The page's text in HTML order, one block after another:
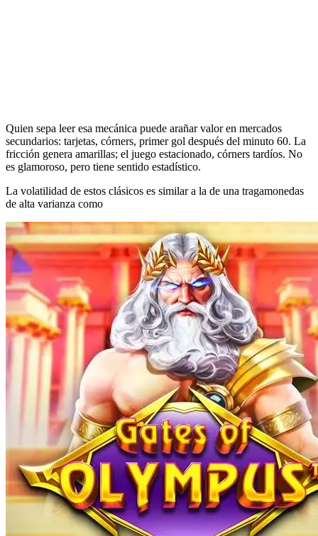
Quien sepa leer esa mecánica puede arañar valor en mercados
secundarios: tarjetas, córners, primer gol después del minuto 60. La
fricción genera amarillas; el juego estacionado, córners tardíos. No
es glamoroso, pero tiene sentido estadístico.
La volatilidad de estos clásicos es similar a la de una tragamonedas
de alta varianza como